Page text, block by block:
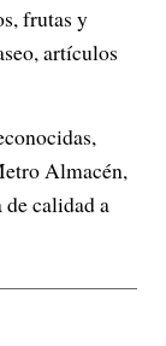
frutas y
artículos
Almacén,
calidad a